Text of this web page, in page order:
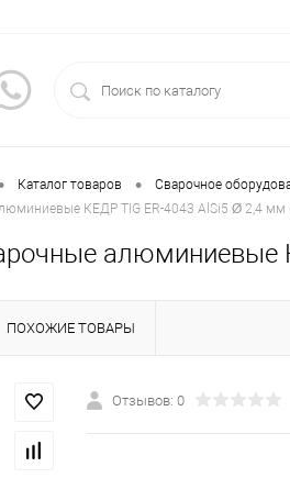
Каталог товаров • Сварочное
КЕДР TIG ER-4043 AlSi5 Ø 2,4 мм
алюминиевые
ПОХОЖИЕ ТОВАРЫ
Отзывов: 0